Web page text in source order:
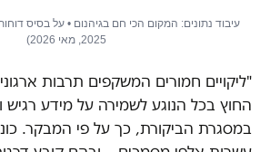
עיבוד נתונים: המקום הכי חם בגיהנום • על בסיס
2025, מאי 2026)
"ליקויים חמורים המשקפים תרבות
החוץ בכל הנוגע לשמירה על מידע רגיש
במסגרת הביקורת, כך על פי המבקר.